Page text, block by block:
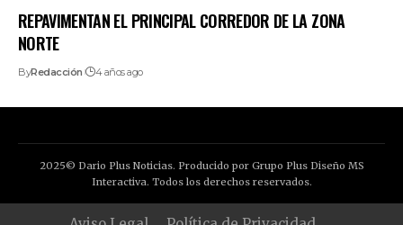
​REPAVIMENTAN EL PRINCIPAL CORREDOR DE LA ZONA
NORTE
ByRedacción 4 años ago
2025© Dario Plus Noticias. Producido por Grupo Plus Diseño MS
Interactiva. Todos los derechos reservados.